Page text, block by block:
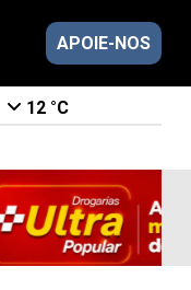
APOIE-NOS
12 °C